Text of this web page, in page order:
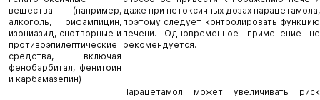
вещества (например,
алкоголь, рифампицин,
изониазид, снотворные и
противоэпилептические
средства, включая
фенобарбитал, фенитоин
и карбамазепин)
даже при нетоксичных дозах парацетамола,
поэтому следует контролировать функцию
печени. Одновременное применение не
рекомендуется.
Парацетамол может увеличивать риск